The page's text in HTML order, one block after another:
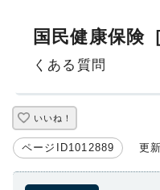
国民健康保険
くある質問
いいね！
ページID1012889 更新